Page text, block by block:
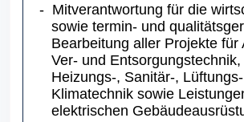
Mitverantwortung für die
sowie termin- und
Bearbeitung aller Projekte für
Ver- und Entsorgungstechnik,
Heizungs-, Sanitär-,
Klimatechnik sowie
elektrischen